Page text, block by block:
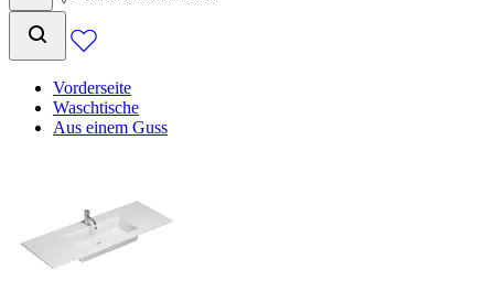
Vorderseite
Waschtische
Aus einem Guss